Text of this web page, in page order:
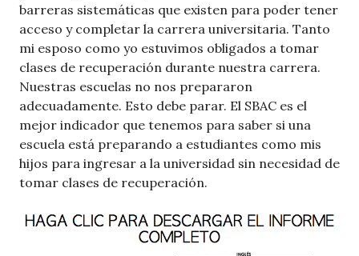
barreras sistemáticas que existen para poder tener
acceso y completar la carrera universitaria. Tanto
mi esposo como yo estuvimos obligados a tomar
clases de recuperación durante nuestra carrera.
Nuestras escuelas no nos prepararon
adecuadamente. Esto debe parar. El SBAC es el
mejor indicador que tenemos para saber si una
escuela está preparando a estudiantes como mis
hijos para ingresar a la universidad sin necesidad de
tomar clases de recuperación.